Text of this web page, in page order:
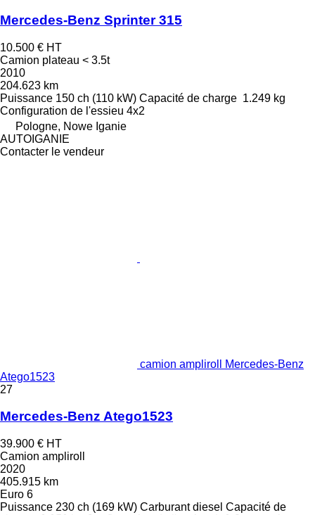
Mercedes-Benz Sprinter 315
10.500 € HT
Camion plateau < 3.5t
2010
204.623 km
Puissance 150 ch (110 kW) Capacité de charge 1.249 kg
Configuration de l'essieu 4x2
Pologne, Nowe Iganie
AUTOIGANIE
Contacter le vendeur
camion ampliroll Mercedes-Benz
Atego1523
27
Mercedes-Benz Atego1523
39.900 € HT
Camion ampliroll
2020
405.915 km
Euro 6
Puissance 230 ch (169 kW) Carburant diesel Capacité de